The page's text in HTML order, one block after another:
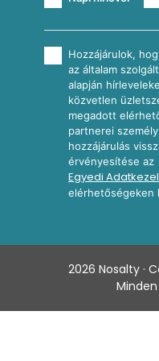
Hozzájárulok,
az általam
alapján
közvetlen
megadott
partnerei
hozzájárulás
érvényesítése az
Egyedi
elérhetőségeken
2026 Nosalty ·